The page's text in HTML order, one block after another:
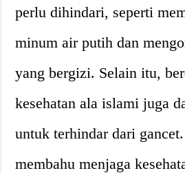
perlu dihindari, seperti
minum air putih dan
yang bergizi. Selain itu,
kesehatan ala islami juga
untuk terhindar dari
membahu menjaga